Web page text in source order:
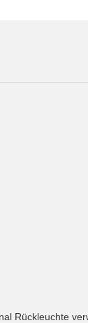
Rückleuchte